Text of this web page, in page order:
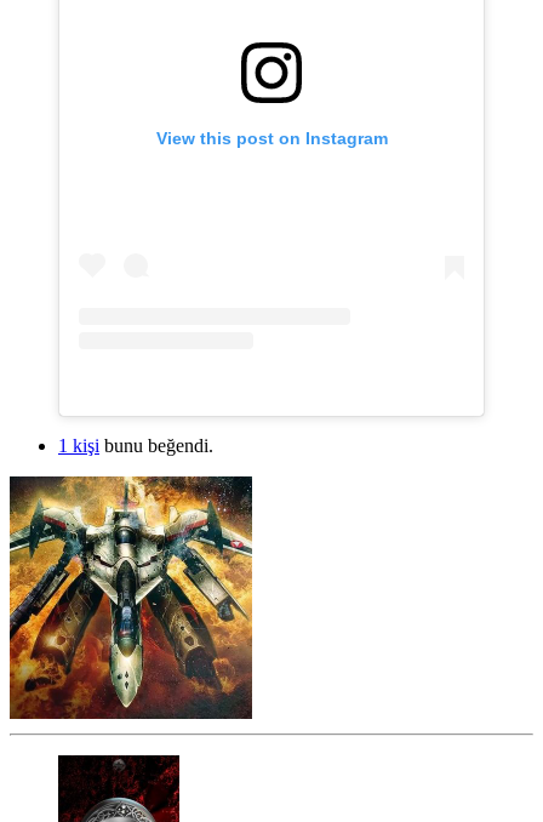
View this post on Instagram
1 kişi bunu beğendi.